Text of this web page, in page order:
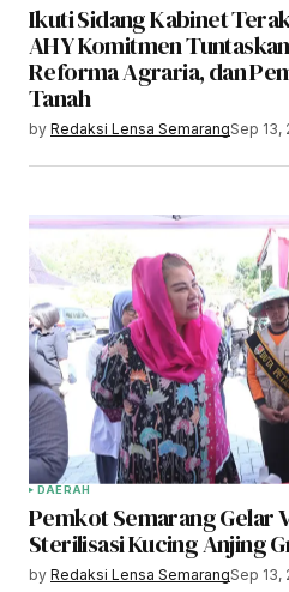
Ikuti Sidang Kabinet
AHY Komitmen
Reforma Agraria, dan
Tanah
by Redaksi Lensa SemarangSep 13,
DAERAH
Pemkot Semarang Gelar
Sterilisasi Kucing Anjing
by Redaksi Lensa SemarangSep 13,